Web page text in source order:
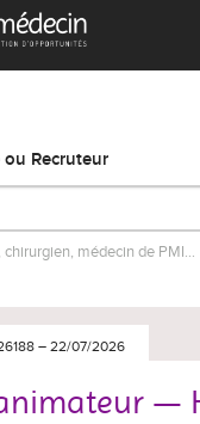
Recruteur
chirurgien, médecin de PMI…
– 22/07/2026
—